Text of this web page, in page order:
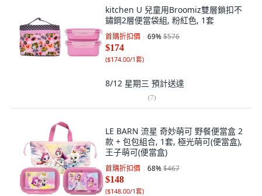
kitchen U 兒童用Broomiz雙層鎖扣不
鏽鋼2層便當袋組, 粉紅色, 1套
首購折扣價 69%$576
$174
($174.00/1套)
8/12 星期三 預計送達
(7)
LE BARN 流星 奇妙萌可 野餐便當盒 2
款 + 包包組合, 1套, 極光萌可(便當盒),
王子萌可(便當盒)
首購折扣價 68%$467
$148
($148.00/1套)